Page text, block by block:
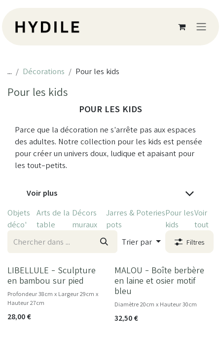
... Décorations Pour les kids
Pour les kids
POUR LES KIDS
Parce que la décoration ne s’arrête pas aux espaces
des adultes. Notre collection pour les kids est pensée
pour créer un univers doux, ludique et apaisant pour
les tout-petits.
Voir plus
Objets
déco'
Arts de la
table
Décors
muraux
Jarres &
pots
PoteriesPour les
kids
Voir
tout
Trier par
Filtres
LIBELLULE - Sculpture
en bambou sur pied
Profondeur 38cm x Largeur 29cm x
Hauteur 27cm
28,00 €
NOUVEAU
MALOU - Boîte berbère
en laine et osier motif
bleu
Diamètre 20cm x Hauteur 30cm
32,50€